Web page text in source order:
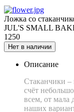
Ложка со
JUL'S SMALL
1250
Нет в наличии
Описание
Стаканчики –
счёт
всем, от мала
наших